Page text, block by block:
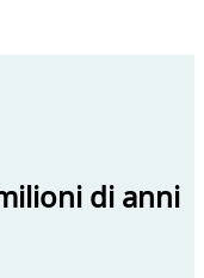
di anni